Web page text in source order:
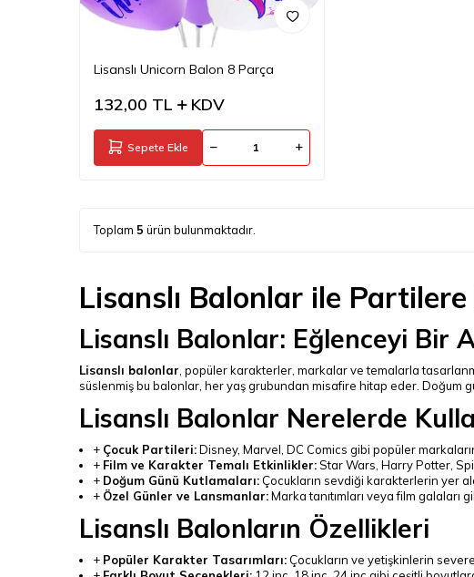
Lisanslı Unicorn Balon 8 Parça
132,00 TL KDV
Sepete Ekle
Toplam 5 ürün bulunmaktadır.
Lisanslı Balonlar ile Partilere
Lisanslı Balonlar: Eğlenceyi Bir
Lisanslı balonlar , popüler karakterler, markalar ve temalarla
süslenmiş bu balonlar, her yaş grubundan misafire hitap eder. Doğum
Lisanslı Balonlar Nerelerde
+ Çocuk Partileri:Disney, Marvel, DC Comics gibi popüler
+ Film ve Karakter Temalı Etkinlikler:Star Wars, Harry Potter,
+ Doğum Günü Kutlamaları: Çocukların sevdiği karakterlerin yer
+ Özel Günler ve Lansmanlar:Marka tanıtımları veya film galaları
Lisanslı Balonların Özellikleri
+ Popüler Karakter Tasarımları: Çocukların ve yetişkinlerin